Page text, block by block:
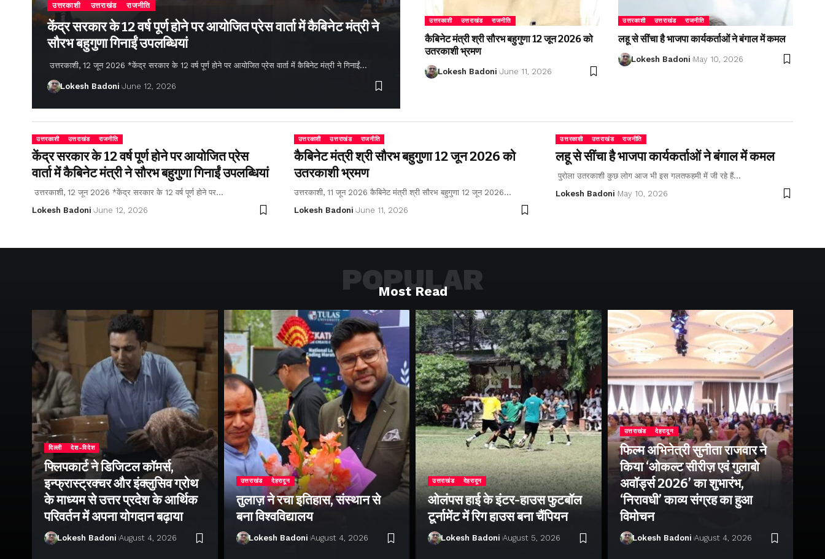
उत्तरकाशी उत्तराखंड राजनीति
केंद्र सरकार के 12 वर्ष पूर्ण होने पर आयोजित प्रेस वार्ता में कैबिनेट मंत्री ने
सौरभ बहुगुणा गिनाईं उपलब्धियां
उत्तरकाशी, 12 जून 2026 *केंद्र सरकार के 12 वर्ष पूर्ण होने पर आयोजित प्रेस वार्ता में कैबिनेट मंत्री ने गिनाईं…
Lokesh Badoni June 12, 2026
उत्तरकाशी उत्तराखंड राजनीति
कैबिनेट मंत्री श्री सौरभ बहुगुणा 12 जून 2026 को
उतरकाशी भ्रमण
Lokesh Badoni June 11, 2026
उत्तरकाशी उत्तराखंड राजनीति
लहू से सींचा है भाजपा कार्यकर्ताओं ने बंगाल में कमल
Lokesh Badoni May 10, 2026
उत्तरकाशी उत्तराखंड राजनीति
केंद्र सरकार के 12 वर्ष पूर्ण होने पर आयोजित प्रेस
वार्ता में कैबिनेट मंत्री ने सौरभ बहुगुणा गिनाईं उपलब्धियां
उत्तरकाशी, 12 जून 2026 *केंद्र सरकार के 12 वर्ष पूर्ण होने पर…
Lokesh Badoni June 12, 2026
उत्तरकाशी उत्तराखंड राजनीति
कैबिनेट मंत्री श्री सौरभ बहुगुणा 12 जून 2026 को
उतरकाशी भ्रमण
उत्तरकाशी, 11 जून 2026 कैबिनेट मंत्री श्री सौरभ बहुगुणा 12 जून 2026…
Lokesh Badoni June 11, 2026
उत्तरकाशी उत्तराखंड राजनीति
लहू से सींचा है भाजपा कार्यकर्ताओं ने बंगाल में कमल
पुरोला उतरकाशी कुछ लोग आज भी इस गलतफहमी में जी रहे हैं…
Lokesh Badoni May 10, 2026
Most Read
POPULAR
दिल्ली देश-विदेश
फ्लिपकार्ट ने डिजिटल कॉमर्स,
इन्फ्रास्ट्रक्चर और इंक्लुसिव ग्रोथ
के माध्यम से उत्तर प्रदेश के आर्थिक
परिवर्तन में अपना योगदान बढ़ाया
Lokesh Badoni August 4, 2026
उत्तराखंड देहरादून
तुलाज़ ने रचा इतिहास, संस्थान से
बना विश्वविद्यालय
Lokesh Badoni August 4, 2026
उत्तराखंड देहरादून
ओलंपस हाई के इंटर-हाउस फुटबॉल
टूर्नामेंट में रिग हाउस बना चैंपियन
Lokesh Badoni August 5, 2026
उत्तराखंड देहरादून
फिल्म अभिनेत्री सुनीता राजवार ने
किया ‘ओकल्ट सीरीज़ एवं गुलाबो
अवॉर्ड्स 2026’ का शुभारंभ,
‘निरावधी’ काव्य संग्रह का हुआ
विमोचन
Lokesh Badoni August 4, 2026